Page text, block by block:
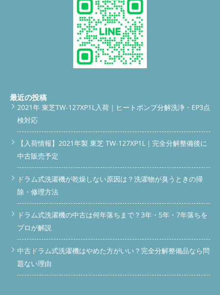
最近の投稿
2021年 東芝TW-127XP1L入荷｜ヒートポンプ分解洗浄・EP3点
検対応
【入荷情報】2021年製 東芝 TW-127XP1L｜完全分解整備後に
中古販売予定
ドラム式洗濯機が乾燥しない原因は？洗濯物が臭うときの掃
除・修理方法
ドラム式洗濯機の中古は何年落ちまで？3年・5年・7年落ちを
プロが解説
中古ドラム式洗濯機はやめた方がいい？完全分解整備品なら問
題ない理由